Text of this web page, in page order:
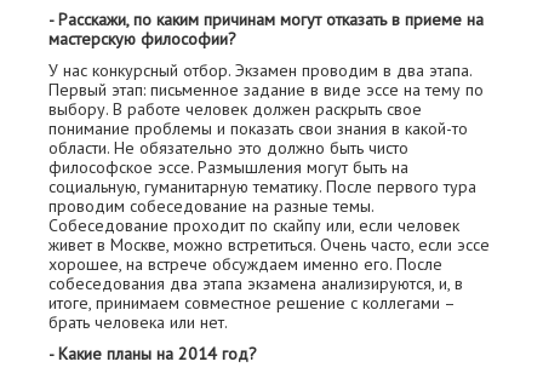
- Расскажи, по каким причинам могут отказать в приеме на
мастерскую философии?
У нас конкурсный отбор. Экзамен проводим в два этапа.
Первый этап: письменное задание в виде эссе на тему по
выбору. В работе человек должен раскрыть свое
понимание проблемы и показать свои знания в какой-то
области. Не обязательно это должно быть чисто
философское эссе. Размышления могут быть на
социальную, гуманитарную тематику. После первого тура
проводим собеседование на разные темы.
Собеседование проходит по скайпу или, если человек
живет в Москве, можно встретиться. Очень часто, если эссе
хорошее, на встрече обсуждаем именно его. После
собеседования два этапа экзамена анализируются, и, в
итоге, принимаем совместное решение с коллегами –
брать человека или нет.
- Какие планы на 2014 год?